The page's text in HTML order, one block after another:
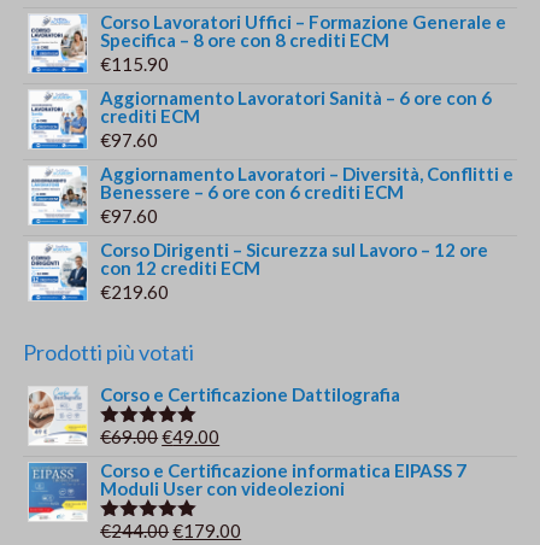
Corso Lavoratori Uffici – Formazione Generale e
Specifica – 8 ore con 8 crediti ECM
€115.90
Aggiornamento Lavoratori Sanità – 6 ore con 6
crediti ECM
€97.60
Aggiornamento Lavoratori – Diversità, Conflitti e
Benessere – 6 ore con 6 crediti ECM
€97.60
Corso Dirigenti – Sicurezza sul Lavoro – 12 ore
con 12 crediti ECM
€219.60
Prodotti più votati
Corso e Certificazione Dattilografia
Valutato
€69.00Il
prezzo
originale
era:
€49.00
prezzo
attuale
è:
Corso e Certificazione informatica EIPASS 7
Moduli User con videolezioni
Valutato
€244.00Il
€179.00